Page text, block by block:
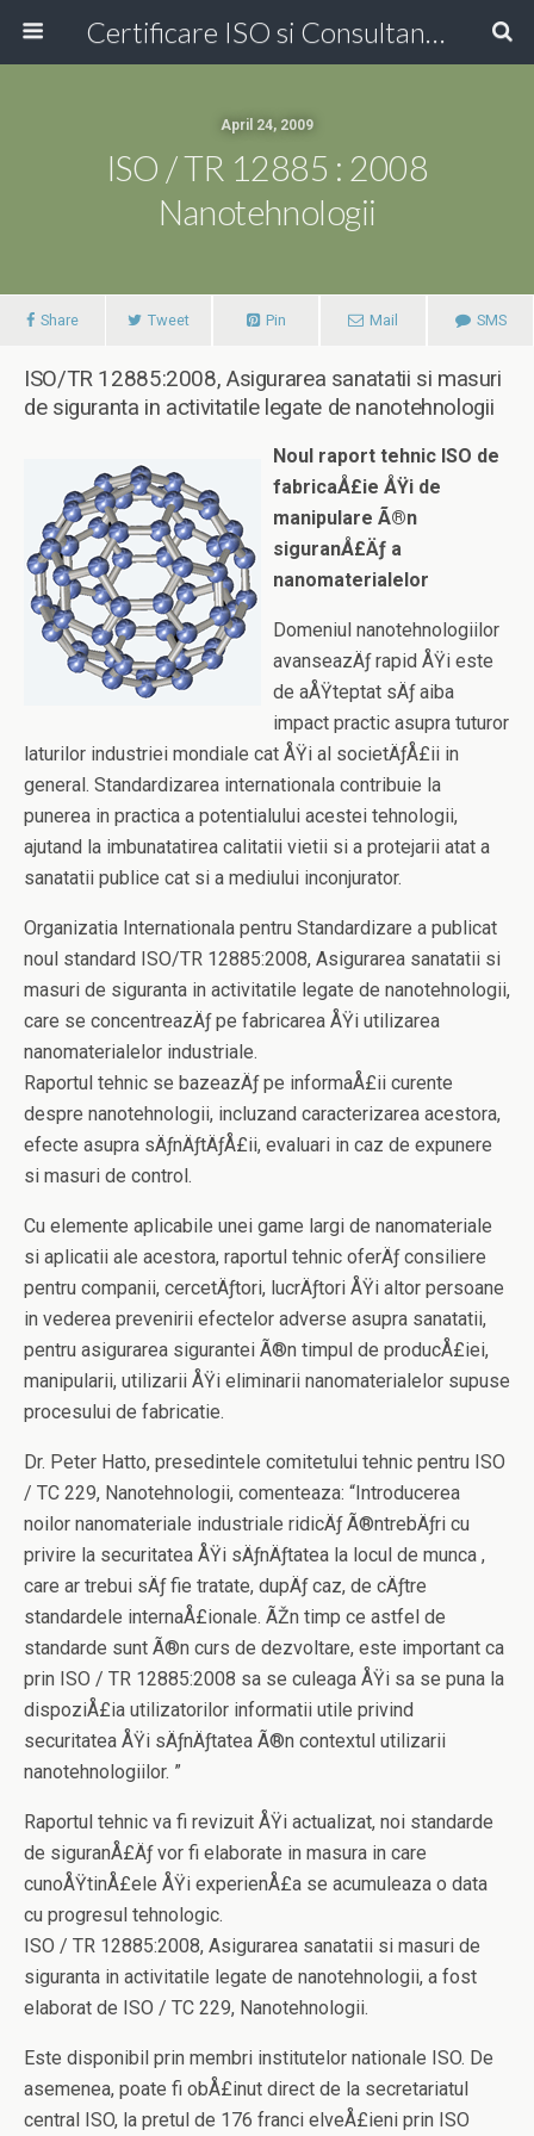
Certificare ISO si Consultanta ISO Online!
April 24, 2009
ISO / TR 12885 : 2008
Nanotehnologii
Share Tweet Pin Mail SMS
ISO/TR 12885:2008, Asigurarea sanatatii si masuri
de siguranta in activitatile legate de nanotehnologii
Noul raport tehnic ISO de
fabricaÅ£ie ÅŸi de
manipulare Ã®n
siguranÅ£Äƒ a
nanomaterialelor
Domeniul nanotehnologiilor
avanseazÄƒ rapid ÅŸi este
de aÅŸteptat sÄƒ aiba
impact practic asupra tuturor
laturilor industriei mondiale cat ÅŸi al societÄƒÅ£ii in
general. Standardizarea internationala contribuie la
punerea in practica a potentialului acestei tehnologii,
ajutand la imbunatatirea calitatii vietii si a protejarii atat a
sanatatii publice cat si a mediului inconjurator.
Organizatia Internationala pentru Standardizare a publicat
noul standard ISO/TR 12885:2008, Asigurarea sanatatii si
masuri de siguranta in activitatile legate de nanotehnologii,
care se concentreazÄƒ pe fabricarea ÅŸi utilizarea
nanomaterialelor industriale.
Raportul tehnic se bazeazÄƒ pe informaÅ£ii curente
despre nanotehnologii, incluzand caracterizarea acestora,
efecte asupra sÄƒnÄƒtÄƒÅ£ii, evaluari in caz de expunere
si masuri de control.
Cu elemente aplicabile unei game largi de nanomateriale
si aplicatii ale acestora, raportul tehnic oferÄƒ consiliere
pentru companii, cercetÄƒtori, lucrÄƒtori ÅŸi altor persoane
in vederea prevenirii efectelor adverse asupra sanatatii,
pentru asigurarea sigurantei Ã®n timpul de producÅ£iei,
manipularii, utilizarii ÅŸi eliminarii nanomaterialelor supuse
procesului de fabricatie.
Dr. Peter Hatto, presedintele comitetului tehnic pentru ISO
/ TC 229, Nanotehnologii, comenteaza: “Introducerea
noilor nanomateriale industriale ridicÄƒ Ã®ntrebÄƒri cu
privire la securitatea ÅŸi sÄƒnÄƒtatea la locul de munca ,
care ar trebui sÄƒ fie tratate, dupÄƒ caz, de cÄƒtre
standardele internaÅ£ionale. ÃŽn timp ce astfel de
standarde sunt Ã®n curs de dezvoltare, este important ca
prin ISO / TR 12885:2008 sa se culeaga ÅŸi sa se puna la
dispoziÅ£ia utilizatorilor informatii utile privind
securitatea ÅŸi sÄƒnÄƒtatea Ã®n contextul utilizarii
nanotehnologiilor. ”
Raportul tehnic va fi revizuit ÅŸi actualizat, noi standarde
de siguranÅ£Äƒ vor fi elaborate in masura in care
cunoÅŸtinÅ£ele ÅŸi experienÅ£a se acumuleaza o data
cu progresul tehnologic.
ISO / TR 12885:2008, Asigurarea sanatatii si masuri de
siguranta in activitatile legate de nanotehnologii, a fost
elaborat de ISO / TC 229, Nanotehnologii.
Este disponibil prin membri institutelor nationale ISO. De
asemenea, poate fi obÅ£inut direct de la secretariatul
central ISO, la pretul de 176 franci elveÅ£ieni prin ISO